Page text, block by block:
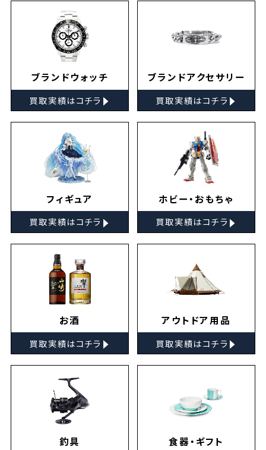
ブランドウォッチ
買取実績はコチラ ▸
ブランドアクセサリー
買取実績はコチラ ▸
フィギュア
買取実績はコチラ ▸
ホビー・おもちゃ
買取実績はコチラ ▸
お酒
買取実績はコチラ ▸
アウトドア用品
買取実績はコチラ ▸
釣具 食器・ギフト